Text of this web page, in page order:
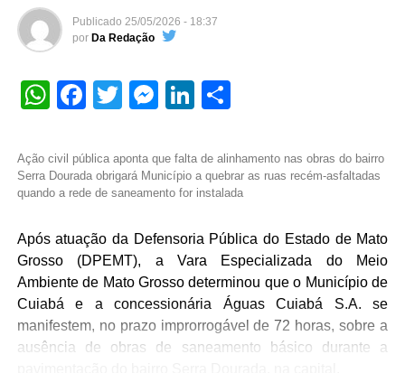
Publicado 25/05/2026 - 18:37
por Da Redação
WhatsApp
Facebook
TwitterMessenger
LinkedIn
Ação civil pública aponta que falta de alinhamento nas obras do bairro
Serra Dourada obrigará Município a quebrar as ruas recém-asfaltadas
quando a rede de saneamento for instalada
Após atuação da Defensoria Pública do Estado de Mato
Grosso (DPEMT), a Vara Especializada do Meio
Ambiente de Mato Grosso determinou que o Município de
Cuiabá e a concessionária Águas Cuiabá S.A. se
manifestem, no prazo improrrogável de 72 horas, sobre a
ausência de obras de saneamento básico durante a